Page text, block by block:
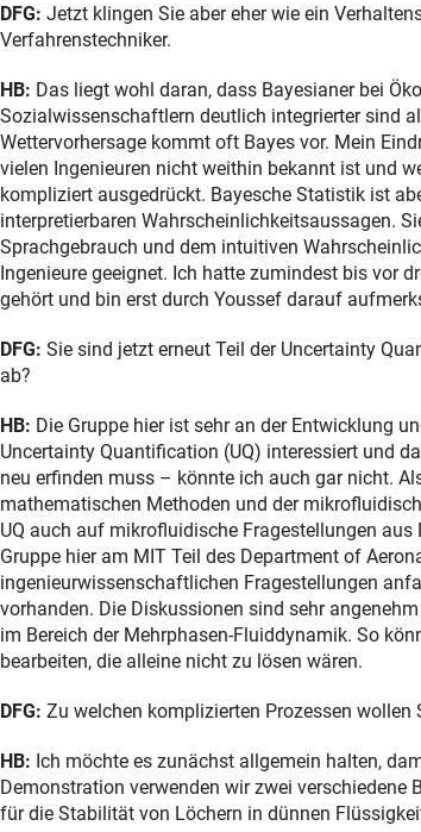
DFG: Jetzt klingen Sie aber eher wie ein
Verfahrenstechniker.
HB: Das liegt wohl daran, dass Bayesianer bei
Sozialwissenschaftlern deutlich integrierter sind
Wettervorhersage kommt oft Bayes vor. Mein
vielen Ingenieuren nicht weithin bekannt ist und
kompliziert ausgedrückt. Bayesche Statistik ist
interpretierbaren Wahrscheinlichkeitsaussagen.
Sprachgebrauch und dem intuitiven
Ingenieure geeignet. Ich hatte zumindest bis vor
gehört und bin erst durch Youssef darauf
DFG: Sie sind jetzt erneut Teil der Uncertainty
ab?
HB: Die Gruppe hier ist sehr an der Entwicklung
Uncertainty Quantification (UQ) interessiert und
neu erfinden muss – könnte ich auch gar nicht.
mathematischen Methoden und der
UQ auch auf mikrofluidische Fragestellungen
Gruppe hier am MIT Teil des Department of
ingenieurwissenschaftlichen Fragestellungen
vorhanden. Die Diskussionen sind sehr
im Bereich der Mehrphasen-Fluiddynamik. So
bearbeiten, die alleine nicht zu lösen wären.
DFG: Zu welchen komplizierten Prozessen wollen
HB: Ich möchte es zunächst allgemein halten,
Demonstration verwenden wir zwei
für die Stabilität von Löchern in dünnen